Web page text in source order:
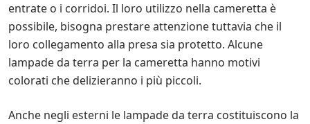
entrate o i corridoi. Il loro utilizzo nella cameretta è
possibile, bisogna prestare attenzione tuttavia che il
loro collegamento alla presa sia protetto. Alcune
lampade da terra per la cameretta hanno motivi
colorati che delizieranno i più piccoli.
Anche negli esterni le lampade da terra costituiscono la